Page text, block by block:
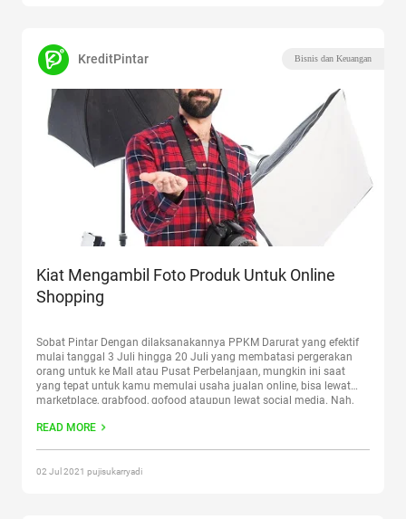
KreditPintar Bisnis dan Keuangan
Kiat Mengambil Foto Produk Untuk Online
Shopping
Sobat Pintar Dengan dilaksanakannya PPKM Darurat yang efektif
mulai tanggal 3 Juli hingga 20 Juli yang membatasi pergerakan
orang untuk ke Mall atau Pusat Perbelanjaan, mungkin ini saat
yang tepat untuk kamu memulai usaha jualan online, bisa lewat
marketplace, grabfood, gofood ataupun lewat social media. Nah,
customer,Continue reading
READ MORE
02 Jul 2021 pujisukarryadi